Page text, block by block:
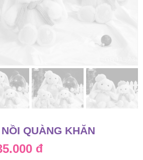
QUÀNG KHĂN
đKhoảng